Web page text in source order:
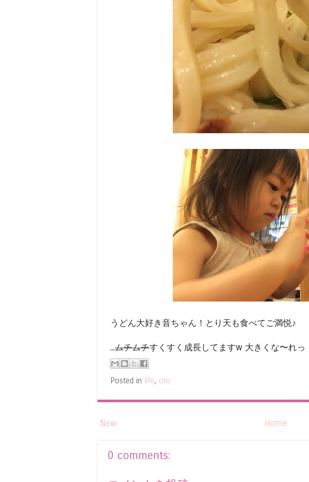
うどん大好き音ちゃん！とり天も食べてご満悦♪
...ムチムチすくすく成長してますw 大きくな〜れっ
Posted in life, oto
New Home
0 comments: